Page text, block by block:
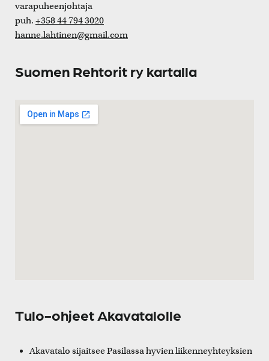
varapuheenjohtaja
puh. +358 44 794 3020
hanne.lahtinen@gmail.com
Suomen Rehtorit ry kartalla
Tulo-ohjeet Akavatalolle
Akavatalo sijaitsee Pasilassa hyvien liikenneyhteyksien